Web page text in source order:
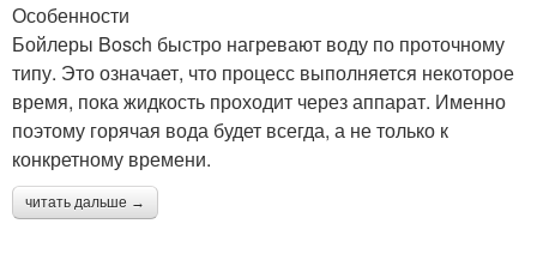
Особенности
Бойлеры Bosch быстро нагревают воду по проточному
типу. Это означает, что процесс выполняется некоторое
время, пока жидкость проходит через аппарат. Именно
поэтому горячая вода будет всегда, а не только к
конкретному времени.
читать дальше →